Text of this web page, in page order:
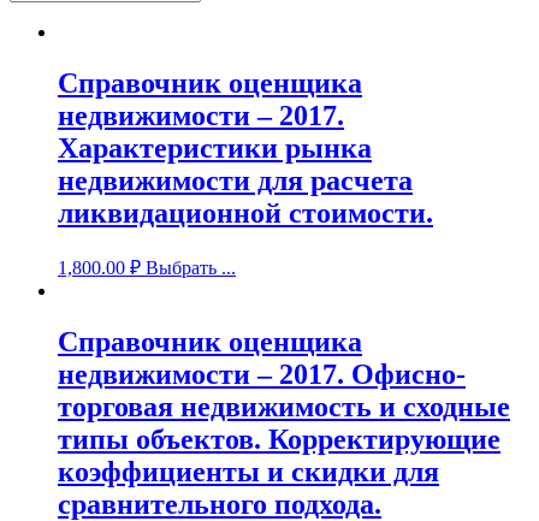
Справочник оценщика
недвижимости – 2017.
Характеристики рынка
недвижимости для расчета
ликвидационной стоимости.
1,800.00 ₽ Выбрать ...
Справочник оценщика
недвижимости – 2017. Офисно-
торговая недвижимость и сходные
типы объектов. Корректирующие
коэффициенты и скидки для
сравнительного подхода.